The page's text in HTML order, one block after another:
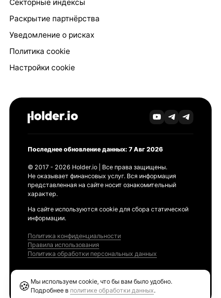
Секторные индексы
Раскрытие партнёрства
Уведомление о рисках
Политика cookie
Настройки cookie
Последнее обновление данных: 7 Авг 2026
© 2017 - 2026 Holder.io | Все права защищены.
Не оказывает финансовых услуг. Вся информация
представленная на сайте носит ознакомительный
характер.
На сайте используются cookie для сбора статической
информации.
Политика конфиденциальности
Правила использования
Политика обработки персональных данных
🍪 Мы используем cookie, что бы вам было удобно.
Подробнее в политике обработки данных.
Ethereum GAS Tracker